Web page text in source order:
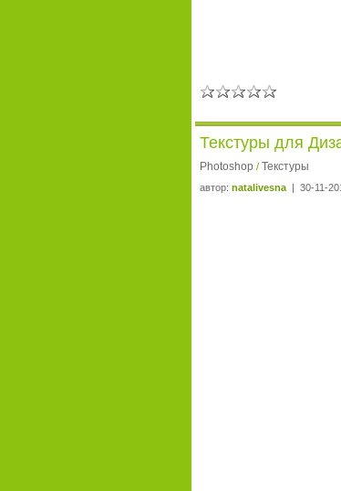
Текстуры для
Photoshop / Текстуры
автор: natalivesna | 30-11-